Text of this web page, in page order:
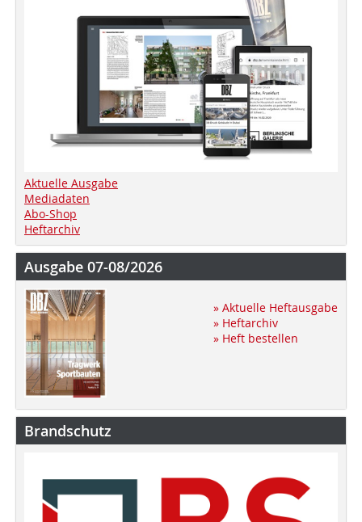
Aktuelle Ausgabe
Mediadaten
Abo-Shop
Heftarchiv
Ausgabe 07-08/2026
» Aktuelle Heftausgabe
» Heftarchiv
» Heft bestellen
Brandschutz